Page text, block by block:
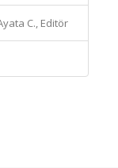
C., Editör